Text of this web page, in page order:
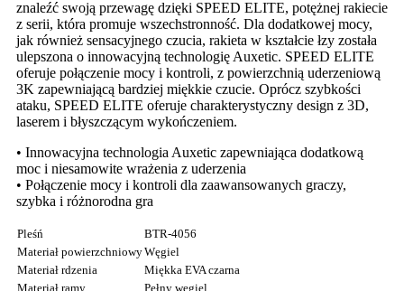
znaleźć swoją przewagę dzięki SPEED ELITE, potężnej rakiecie
z serii, która promuje wszechstronność. Dla dodatkowej mocy,
jak również sensacyjnego czucia, rakieta w kształcie łzy została
ulepszona o innowacyjną technologię Auxetic. SPEED ELITE
oferuje połączenie mocy i kontroli, z powierzchnią uderzeniową
3K zapewniającą bardziej miękkie czucie. Oprócz szybkości
ataku, SPEED ELITE oferuje charakterystyczny design z 3D,
laserem i błyszczącym wykończeniem.
• Innowacyjna technologia Auxetic zapewniająca dodatkową
moc i niesamowite wrażenia z uderzenia
• Połączenie mocy i kontroli dla zaawansowanych graczy,
szybka i różnorodna gra
Pleśń
BTR-4056
Materiał powierzchniowyWęgiel
Materiał rdzenia
Miękka EVA czarna
Materiał ramy
Pełny węgiel